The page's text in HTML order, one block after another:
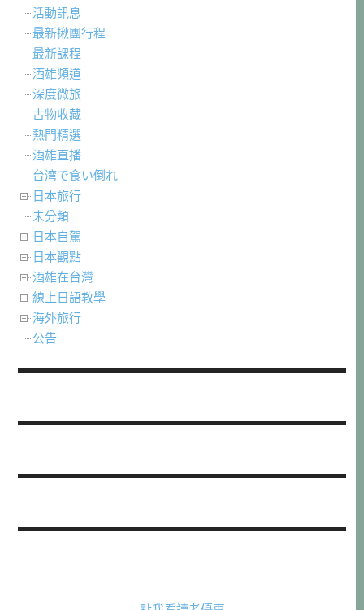
活動訊息
最新揪團行程
最新課程
酒雄頻道
深度微旅
古物收藏
熱門精選
酒雄直播
台湾で食い倒れ
日本旅行
未分類
日本自駕
日本觀點
酒雄在台灣
線上日語教學
海外旅行
公告